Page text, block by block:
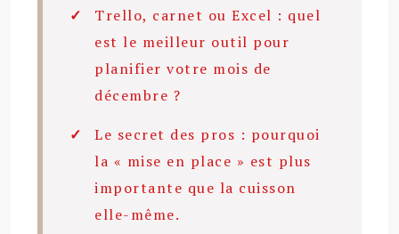
Trello, carnet ou Excel : quel
est le meilleur outil pour
planifier votre mois de
décembre ?
Le secret des pros : pourquoi
la « mise en place » est plus
importante que la cuisson
elle-même.